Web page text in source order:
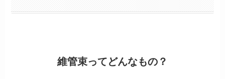
維管束ってどんなもの？